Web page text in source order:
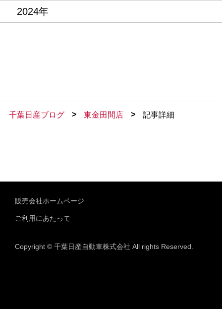
2024年
千葉日産ブログ > 東金田間店 > 記事詳細
販売会社ホームページ
ご利用にあたって
Copyright © 千葉日産自動車株式会社 All rights Reserved.